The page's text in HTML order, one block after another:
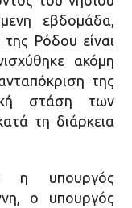
εβδομάδα,
Ρόδου είναι
ακόμη
της
στάση των
τη διάρκεια
η υπουργός
ο υπουργός